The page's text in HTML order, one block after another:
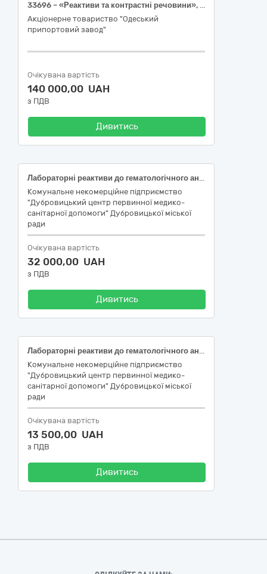
33696 – «Реактиви та контрастні речовини», 8 найменувань.
Акціонерне товариство "Одеський
припортовий завод"
Очікувана вартість
140 000,00 UAH
з ПДВ
Дивитись
Лабораторні реактиви до гематологічного аналізатора BC-20s Mindray
Комунальне некомерційне підприємство
"Дубровицький центр первинної медико-
санітарної допомоги" Дубровицької міської
ради
Очікувана вартість
32 000,00 UAH
з ПДВ
Дивитись
Лабораторні реактиви до гематологічного аналізатора Zybio Z3/Z3 CRP
Комунальне некомерційне підприємство
"Дубровицький центр первинної медико-
санітарної допомоги" Дубровицької міської
ради
Очікувана вартість
13 500,00 UAH
з ПДВ
Дивитись